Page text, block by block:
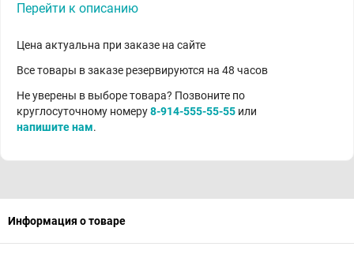
Перейти к описанию
Цена актуальна при заказе на сайте
Все товары в заказе резервируются на 48 часов
Не уверены в выборе товара? Позвоните по
круглосуточному номеру8-914-555-55-55 или
напишите нам.
Информация о товаре